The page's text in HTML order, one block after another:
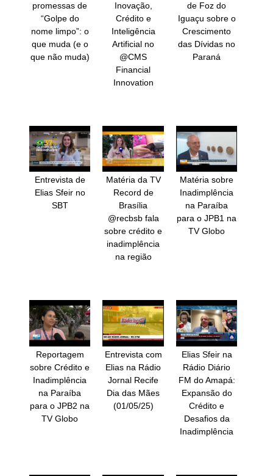
promessas de
“Golpe do
nome limpo”: o
que muda (e o
que não muda)
Inovação,
Crédito e
Inteligência
Artificial no
@CMS
Financial
Innovation
de Foz do
Iguaçu sobre o
Crescimento
das Dívidas no
Paraná
Entrevista de
Elias Sfeir no
SBT
Matéria da TV
Record de
Brasília
‪@recbsb‬ fala
sobre crédito e
inadimplência
na região
Matéria sobre
Inadimplência
na Paraíba
para o JPB1 na
TV Globo
Reportagem
sobre Crédito e
Inadimplência
na Paraíba
para o JPB2 na
TV Globo
Entrevista com
Elias na Rádio
Jornal Recife
Dia das Mães
(01/05/25)
Elias Sfeir na
Rádio Diário
FM do Amapá:
Expansão do
Crédito e
Desafios da
Inadimplência